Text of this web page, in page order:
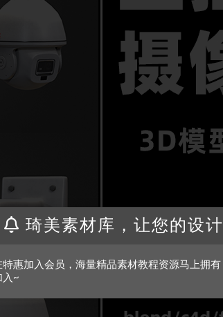
琦美素材库，让您的设
特惠加入会员，海量精品素材教程资源马上拥
入~